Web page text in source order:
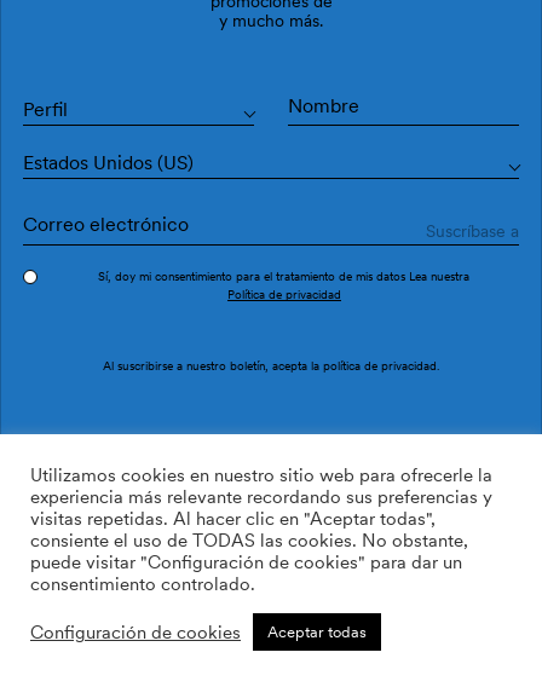
Ref. M3517-3
113.64$ /m2
y mucho más.
Perfil
Estados Unidos (US)
Sí, doy mi consentimiento para el tratamiento de mis datos Lea nuestra
Política de privacidad
Al suscribirse a nuestro boletín, acepta la política de privacidad
Utilizamos cookies en nuestro sitio web para ofrecerle la
experiencia más relevante recordando sus preferencias y
visitas repetidas. Al hacer clic en "Aceptar todas",
consiente el uso de TODAS las cookies. No obstante,
puede visitar "Configuración de cookies" para dar un
consentimiento controlado.
Configuración de cookies Aceptar todas